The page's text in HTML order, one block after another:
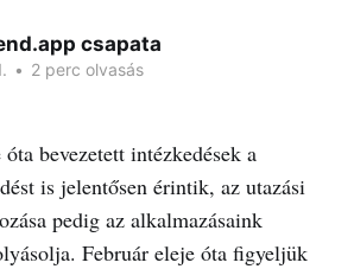
csapata
• 2 perc olvasás
bevezetett intézkedések a
is jelentősen érintik, az utazási
pedig az alkalmazásaink
Február eleje óta figyeljük